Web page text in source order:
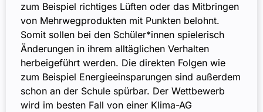
zum Beispiel richtiges Lüften oder das Mitbringen
von Mehrwegprodukten mit Punkten belohnt.
Somit sollen bei den Schüler*innen spielerisch
Änderungen in ihrem alltäglichen Verhalten
herbeigeführt werden. Die direkten Folgen wie
zum Beispiel Energieeinsparungen sind außerdem
schon an der Schule spürbar. Der Wettbewerb
wird im besten Fall von einer Klima-AG